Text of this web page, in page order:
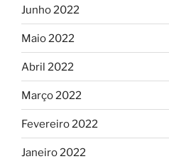
Junho 2022
Maio 2022
Abril 2022
Março 2022
Fevereiro 2022
Janeiro 2022